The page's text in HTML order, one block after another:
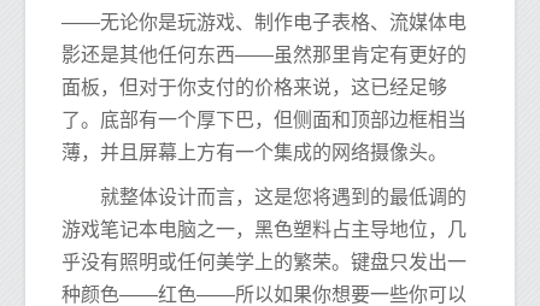
——无论你是玩游戏、制作电子表格、流媒体电
影还是其他任何东西——虽然那里肯定有更好的
面板，但对于你支付的价格来说，这已经足够
了。底部有一个厚下巴，但侧面和顶部边框相当
薄，并且屏幕上方有一个集成的网络摄像头。
就整体设计而言，这是您将遇到的最低调的
游戏笔记本电脑之一，黑色塑料占主导地位，几
乎没有照明或任何美学上的繁荣。键盘只发出一
种颜色——红色——所以如果你想要一些你可以